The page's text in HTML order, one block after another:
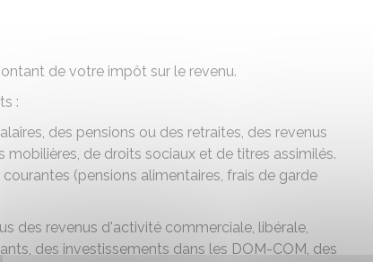
de votre impôt sur le revenu.
:
des pensions ou des retraites, des revenus
mobilières, de droits sociaux et de titres assimilés.
(pensions alimentaires, frais de garde
des revenus d'activité commerciale, libérale,
des investissements dans les DOM-COM, des